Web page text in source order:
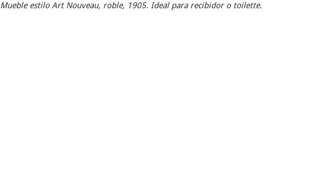
Mueble estilo Art Nouveau, roble, 1905. Ideal para recibidor o toilette.